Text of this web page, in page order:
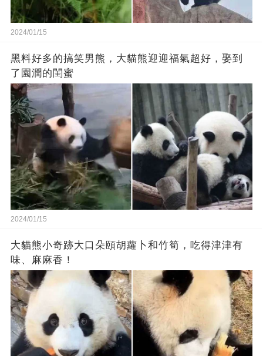
2024/01/15
黑料好多的搞笑男熊，大貓熊迎迎福氣超好，娶到
了園潤的閨蜜
2024/01/15
大貓熊小奇跡大口朵頤胡蘿卜和竹筍，吃得津津有
味、麻麻香！